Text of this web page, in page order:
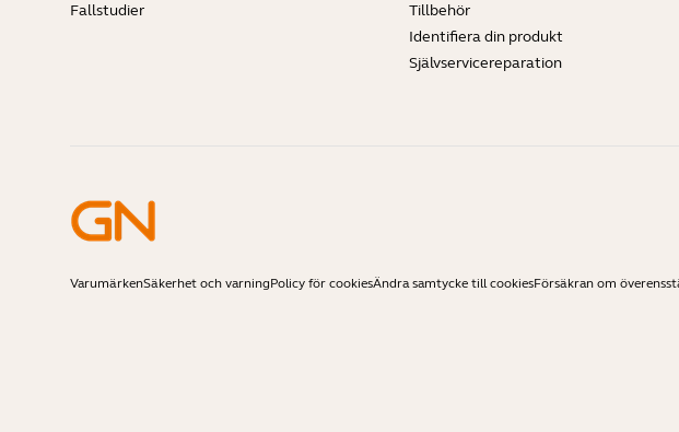
Fallstudier
Tillbehör
Identifiera din produkt
Självservicereparation
VarumärkenSäkerhet och varningPolicy för cookiesÄndra samtycke till cookiesFörsäkran om